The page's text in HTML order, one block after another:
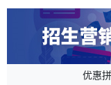
优惠